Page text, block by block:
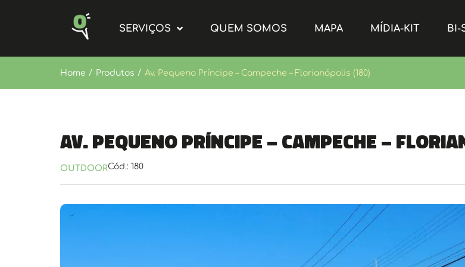
SERVIÇOS QUEM SOMOS MAPA MÍDIA-KIT BI-
Home / Produtos / Av. Pequeno Príncipe – Campeche – Florianópolis (180)
Av. Pequeno Príncipe – Campeche –
OUTDOORCód.: 180